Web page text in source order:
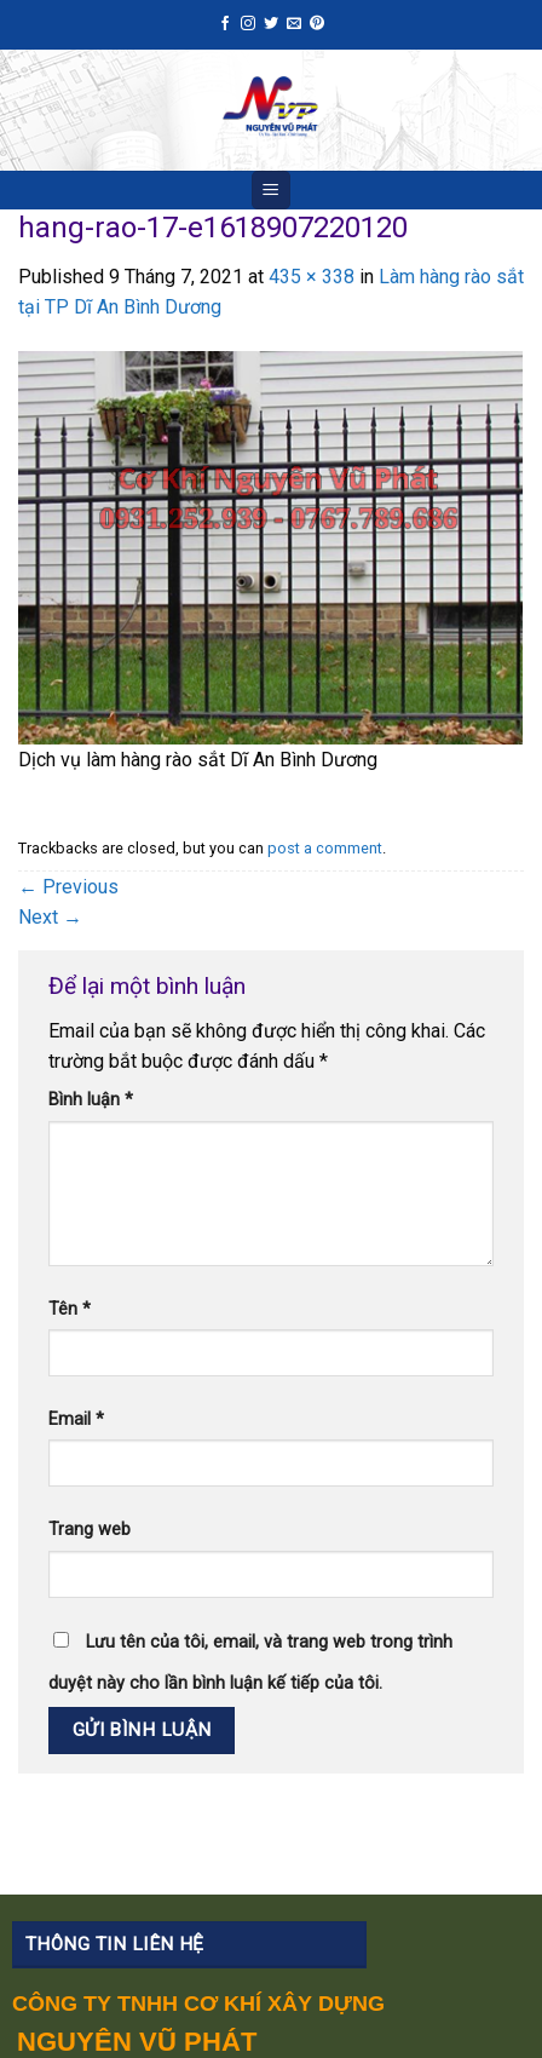
to
content
hang-rao-17-e1618907220120
Published 9 Tháng 7, 2021 at 435 × 338 in Làm hàng rào sắt
tại TP Dĩ An Bình Dương
Dịch vụ làm hàng rào sắt Dĩ An Bình Dương
Trackbacks are closed, but you can post a comment
← Previous
Next →
Để lại một bình luận
Email của bạn sẽ không được hiển thị công khai. Các
trường bắt buộc được đánh dấu *
Bình luận *
Tên *
Email *
Trang web
Lưu tên của tôi, email, và trang web trong trình
duyệt này cho lần bình luận kế tiếp của tôi.
THÔNG TIN LIÊN HỆ
CÔNG TY TNHH CƠ KHÍ XÂY DỰNG
NGUYÊN VŨ PHÁT